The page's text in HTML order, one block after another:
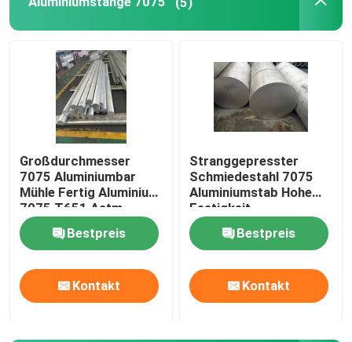
Großdurchmesser
7075 Aluminiumbar
Mühle Fertig Aluminium
7075 T651 Astm
Standard
Bestpreis
Kontakt
Stranggepresster
Schmiedestahl 7075
Aluminiumstab Hohe
Festigkeit
Ausreichende
Bearbeitbarkeit
Bestpreis
Kontakt